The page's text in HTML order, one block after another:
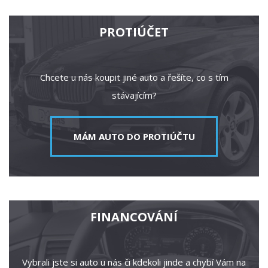
PROTIÚČET
Chcete u nás koupit jiné auto a řešíte, co s tím
stávajícím?
MÁM AUTO DO PROTIÚČTU
FINANCOVÁNÍ
Vybrali jste si auto u nás či kdekoli jinde a chybí Vám na